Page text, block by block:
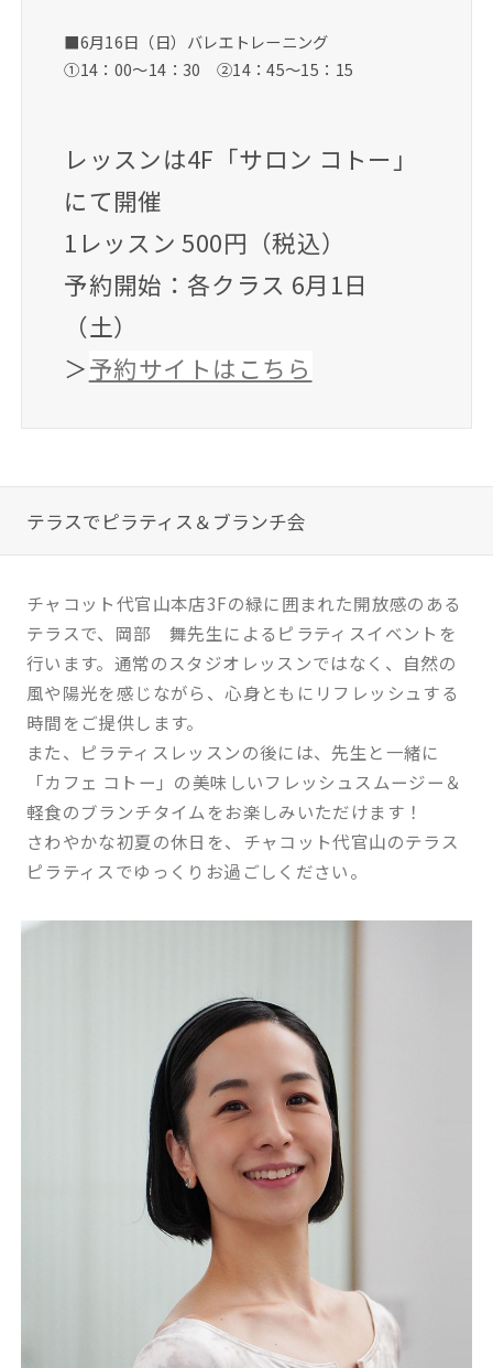
■6月16日（日）バレエトレーニング
①14：00～14：30 ②14：45～15：15
レッスンは4F「サロン コトー」
にて開催
1レッスン 500円（税込）
予約開始：各クラス 6月1日
（土）
＞予約サイトはこちら
テラスでピラティス＆ブランチ会
チャコット代官山本店3Fの緑に囲まれた開放感のある
テラスで、岡部 舞先生によるピラティスイベントを
行います。通常のスタジオレッスンではなく、自然の
風や陽光を感じながら、心身ともにリフレッシュする
時間をご提供します。
また、ピラティスレッスンの後には、先生と一緒に
「カフェ コトー」の美味しいフレッシュスムージー＆
軽食のブランチタイムをお楽しみいただけます！
さわやかな初夏の休日を、チャコット代官山のテラス
ピラティスでゆっくりお過ごしください。